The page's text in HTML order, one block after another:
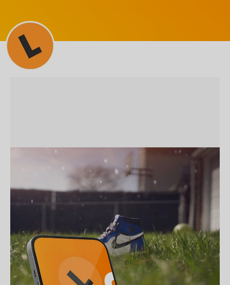
SEM CATEGORIA
Branding: Construindo Marcas
Fortes na Era Digital
No dinâmico cenário de hoje, o branding se
tornou mais crucial do que nunca. Com a rápida